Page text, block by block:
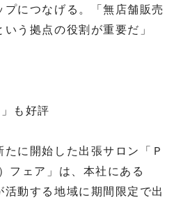
プにつなげる。「無店舗販売
う拠点の役割が重要だ」
も好評
に開始した出張サロン「Ｐ
フェア」は、本社にある
活動する地域に期間限定で出